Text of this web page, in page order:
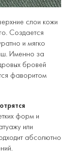
слои кожи
Создается
и мягко
Именно за
бровей
фаворитом
форм и
или
абсолютно